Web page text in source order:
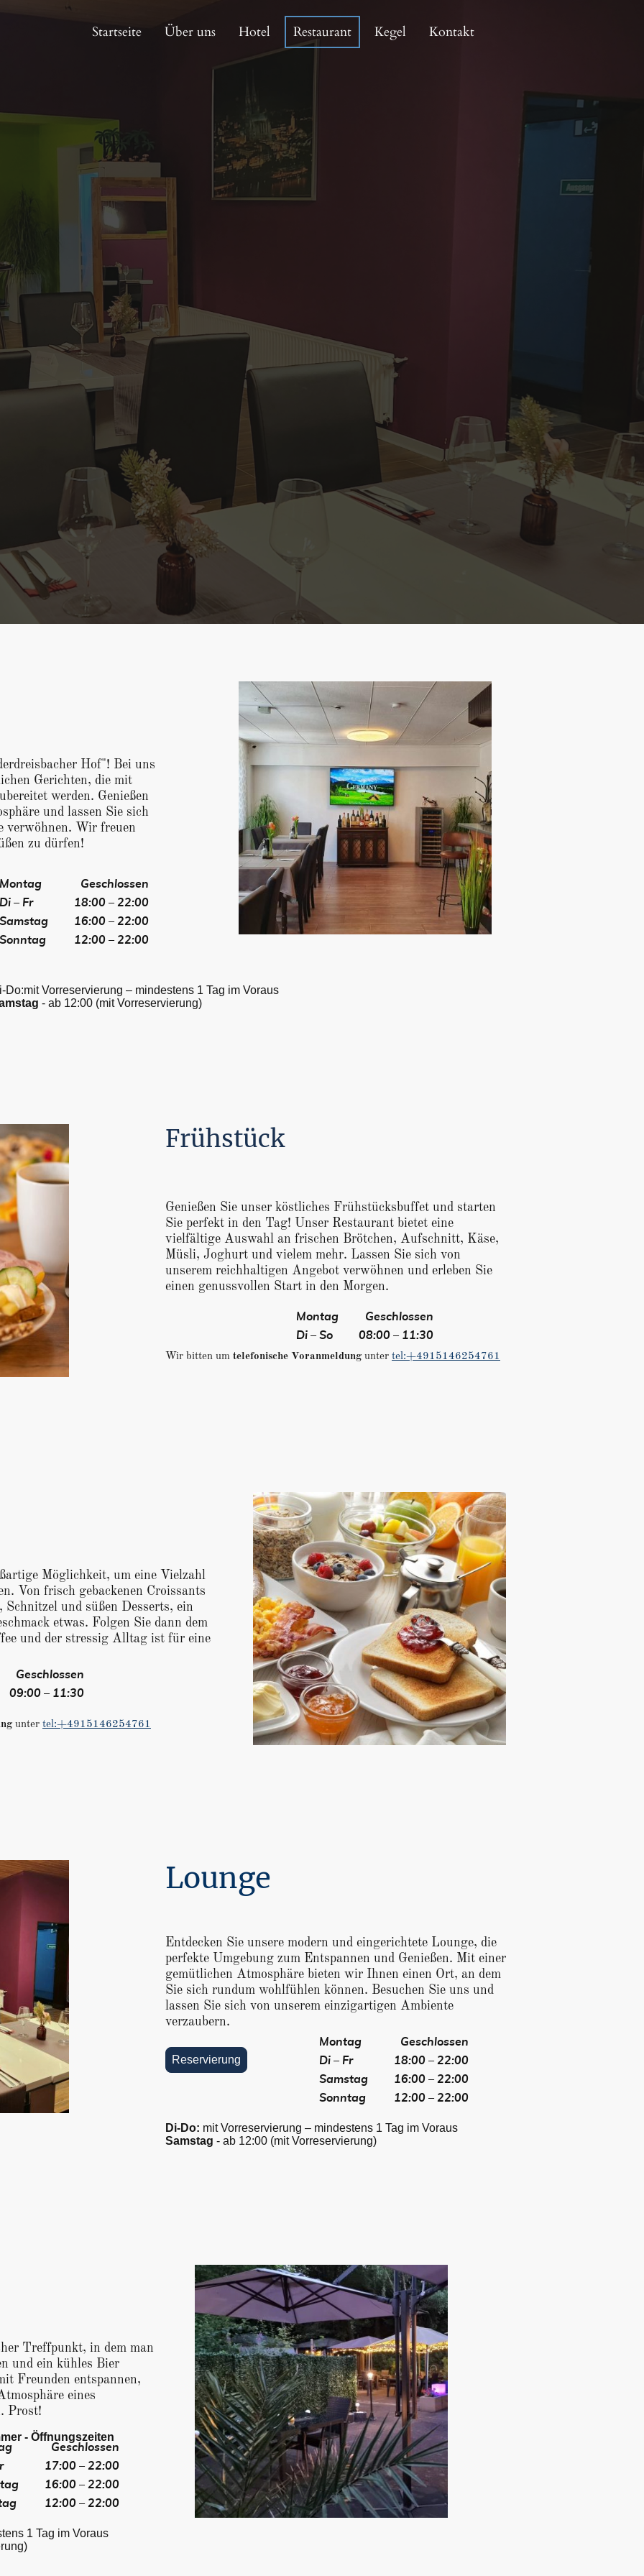
Startseite Über uns Hotel Restaurant Kegel Kontakt
Hof"! Bei uns
Gerichten, die mit
werden. Genießen
und lassen Sie sich
verwöhnen. Wir freuen
zu dürfen!
Geschlossen
– Fr
18:00 – 22:00
16:00 – 22:00
12:00 – 22:00
Do:mit Vorreservierung – mindestens 1 Tag im Voraus
- ab 12:00 (mit Vorreservierung)
Frühstück
Genießen Sie unser köstliches Frühstücksbuffet und starten
Sie perfekt in den Tag! Unser Restaurant bietet eine
vielfältige Auswahl an frischen Brötchen, Aufschnitt, Käse,
Müsli, Joghurt und vielem mehr. Lassen Sie sich von
unserem reichhaltigen Angebot verwöhnen und erleben Sie
einen genussvollen Start in den Morgen.
Montag
Geschlossen
Di – So
08:00 – 11:30
Wir bitten um telefonische Voranmeldung unter tel:+4915146254761
Möglichkeit, um eine Vielzahl
Von frisch gebackenen Croissants
und süßen Desserts, ein
etwas. Folgen Sie dann dem
und der stressig Alltag ist für eine
Geschlossen
09:00 – 11:30
unter tel:+4915146254761
Lounge
Entdecken Sie unsere modern und eingerichtete Lounge, die
perfekte Umgebung zum Entspannen und Genießen. Mit einer
gemütlichen Atmosphäre bieten wir Ihnen einen Ort, an dem
Sie sich rundum wohlfühlen können. Besuchen Sie uns und
lassen Sie sich von unserem einzigartigen Ambiente
verzaubern.
Reservierung
Montag
Geschlossen
Di – Fr
18:00 – 22:00
Samstag
16:00 – 22:00
Sonntag
12:00 – 22:00
Di-Do: mit Vorreservierung – mindestens 1 Tag im Voraus
Samstag - ab 12:00 (mit Vorreservierung)
Treffpunkt, in dem man
und ein kühles Bier
Freunden entspannen,
eines
Prost!
Geschlossen
17:00 – 22:00
16:00 – 22:00
12:00 – 22:00
- Öffnungszeiten
1 Tag im Voraus